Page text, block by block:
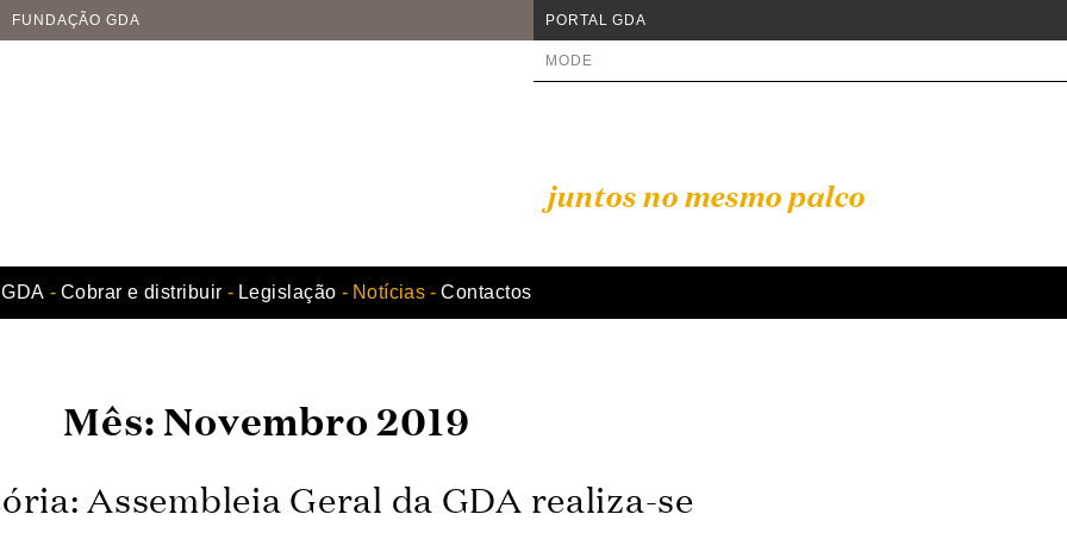
FUNDAÇÃO GDA PORTAL GDA
juntos no mesmo palco
MODE
GDA Cobrar e distribuir Legislação Notícias Contactos
Mês: Novembro 2019
Assembleia Geral da GDA realiza-se